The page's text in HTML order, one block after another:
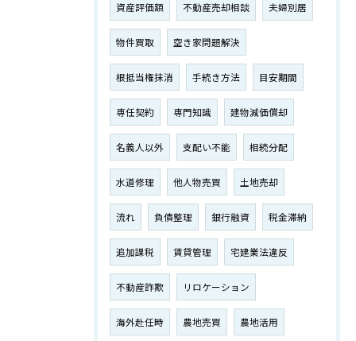
資産評価額 不動産売却相談 夫婦別居
物件買取 空き家問題解決
根抵当権抹消 手続き方法 目安期間
専任契約 専門知識 建物減価償却
名義人以外 支配い不能 相続分配
水道修理 他人物売買 土地売却
流れ 負債整理 銀行融資 税金滞納
追加課税 賃貸管理 宅建業法違反
不動産詐欺 リロケーション
海外赴任時 農地売買 農地活用